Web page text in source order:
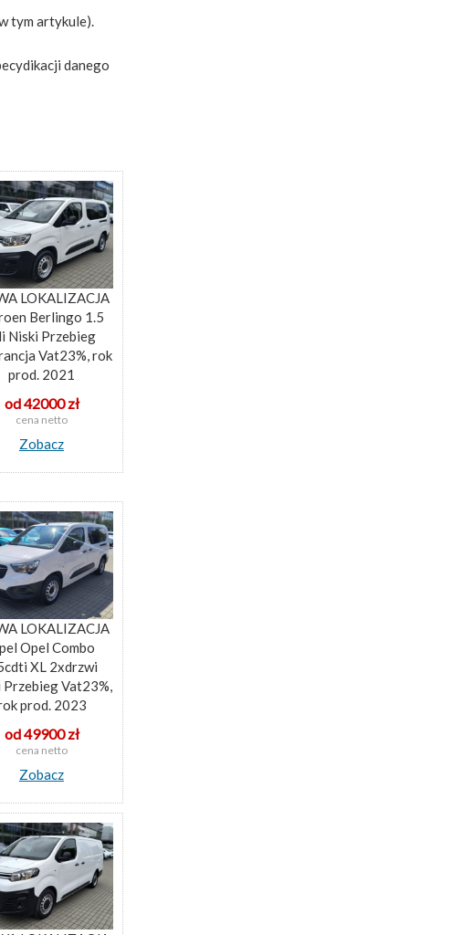
tym artykule).
danego
LOKALIZACJA
Berlingo 1.5
Niski Przebieg
Vat23%, rok
prod. 2021
od 42000 zł
cena netto
Zobacz
LOKALIZACJA
Opel Combo
XL 2xdrzwi
Przebieg Vat23%,
prod. 2023
od 49900 zł
cena netto
Zobacz